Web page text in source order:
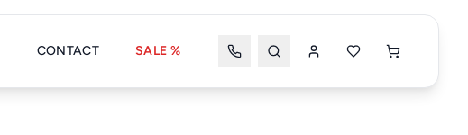
CONTACT SALE %